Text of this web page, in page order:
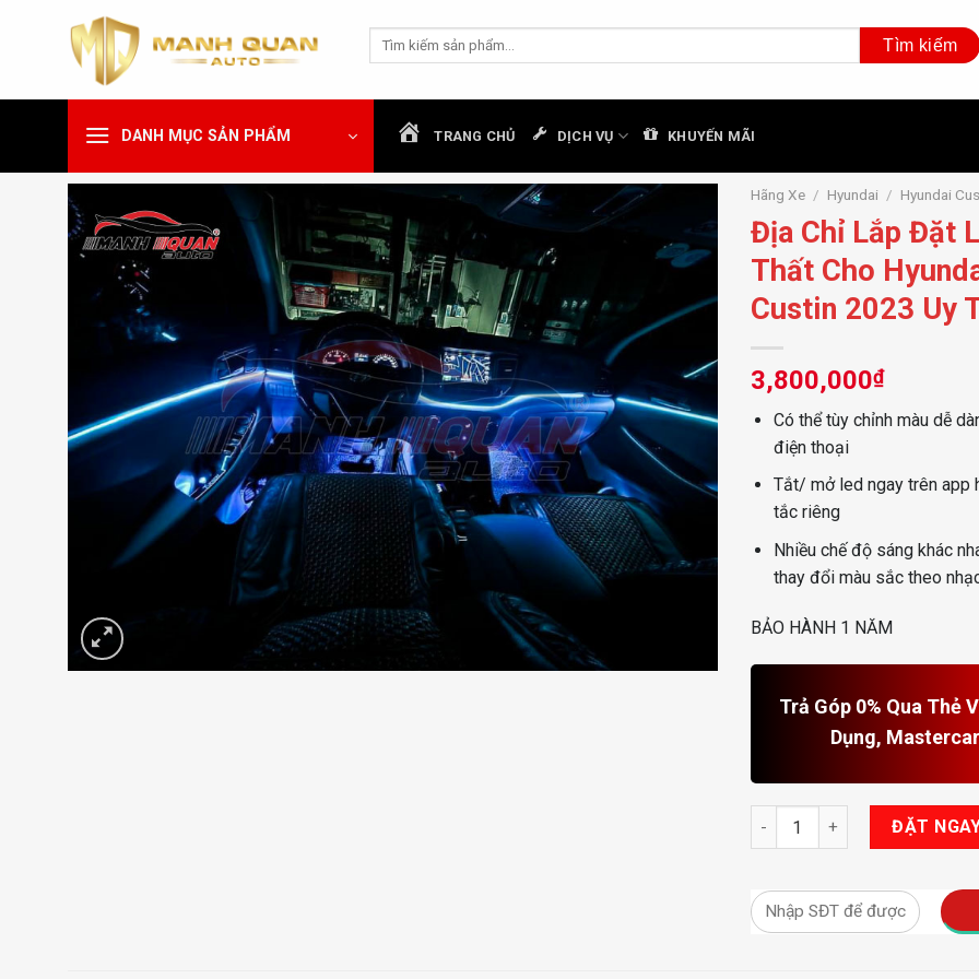
dung
Tìm
DANH MỤC SẢN PHẨM TRANG CHỦ DỊCH VỤ KHUYẾN MÃI
Hãng Xe / Hyundai / Hyundai
Địa Chỉ Lắp Đặt
Thất Cho
Custin 2023 Uy
3,800,000₫
Có thể tùy chỉnh màu dễ
điện thoại
Tắt/ mở led ngay trên app
tắc riêng
Nhiều chế độ sáng khác
thay đổi màu sắc theo
BẢO HÀNH 1 NĂM
Trả Góp 0% Qua Thẻ
Dụng,
Địa Chỉ Lắp Đặt Led Nội Thất
ĐẶT